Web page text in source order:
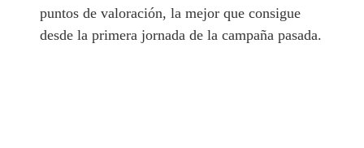
puntos de valoración, la mejor que consigue
desde la primera jornada de la campaña pasada.